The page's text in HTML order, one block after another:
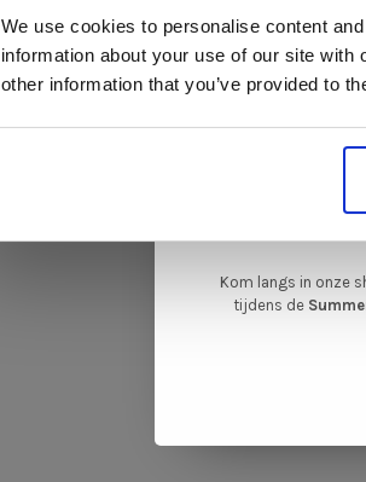
We use cookies to personalise content
information about your use of our site
other information that you’ve provided to
IJcoon Rubens
In onze
gerenommeerde
van
gelegenheid om
met de
Kom langs in onze
tijdens de